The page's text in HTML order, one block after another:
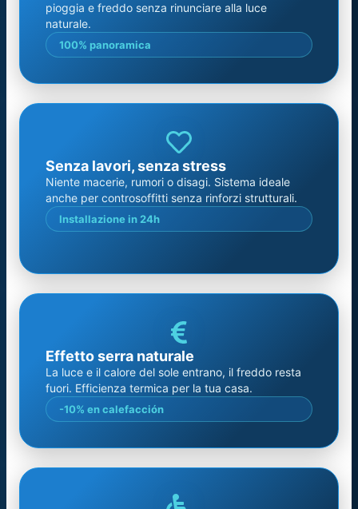
pioggia e freddo senza rinunciare alla luce
naturale.
100% panoramica
Senza lavori, senza stress
Niente macerie, rumori o disagi. Sistema ideale
anche per controsoffitti senza rinforzi strutturali.
Installazione in 24h
Effetto serra naturale
La luce e il calore del sole entrano, il freddo resta
fuori. Efficienza termica per la tua casa.
-10% en calefacción